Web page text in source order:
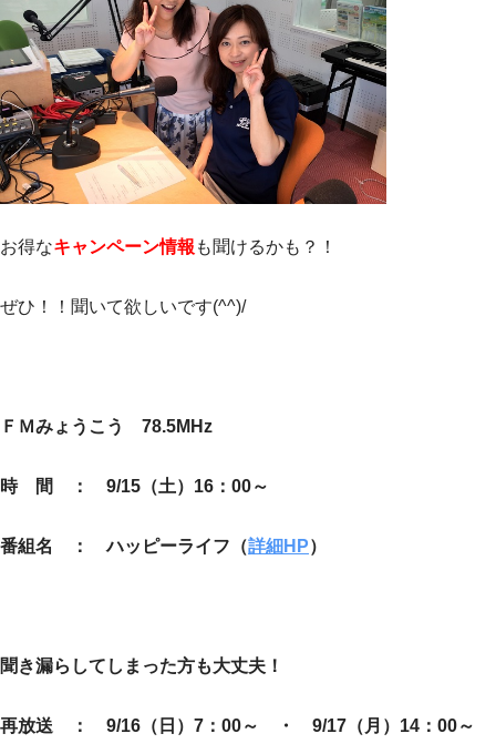
お得なキャンペーン情報 も聞けるかも？！
ぜひ！！聞いて欲しいです(^^)/
ＦＭみょうこう 78.5MHz
時 間 ： 9/15（土）16：00～
番組名 ： ハッピーライフ（詳細HP）
聞き漏らしてしまった方も大丈夫！
再放送 ： 9/16（日）7：00～ ・ 9/17（月）14：00～